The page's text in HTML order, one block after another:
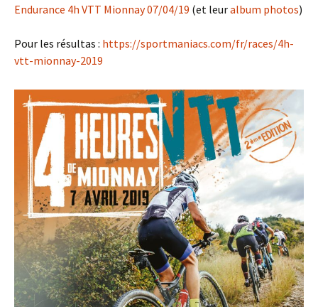
Endurance 4h VTT Mionnay 07/04/19 (et leuralbum photos)
Pour les résultas : https://sportmaniacs.com/fr/races/4h-
vtt-mionnay-2019